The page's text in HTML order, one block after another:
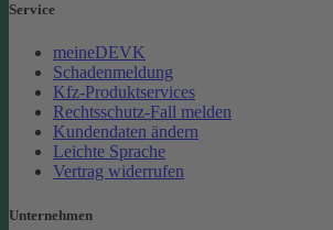
Service
meineDEVK
Schadenmeldung
Kfz-Produktservices
Rechtsschutz-Fall melden
Kundendaten ändern
Leichte Sprache
Vertrag widerrufen
Unternehmen